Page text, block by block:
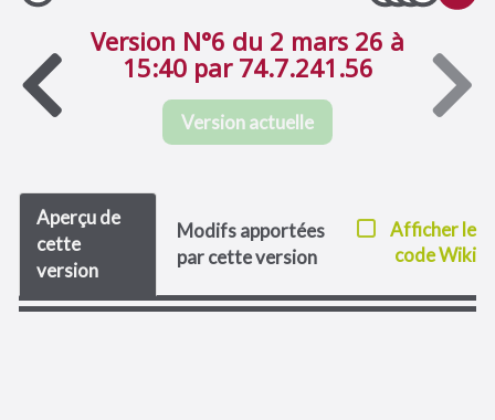
Version N°6 du 2 mars 26 à
15:40 par 74.7.241.56
Version actuelle
Aperçu de
cette
version
Modifs apportées
par cette version
Afficher le
code Wiki